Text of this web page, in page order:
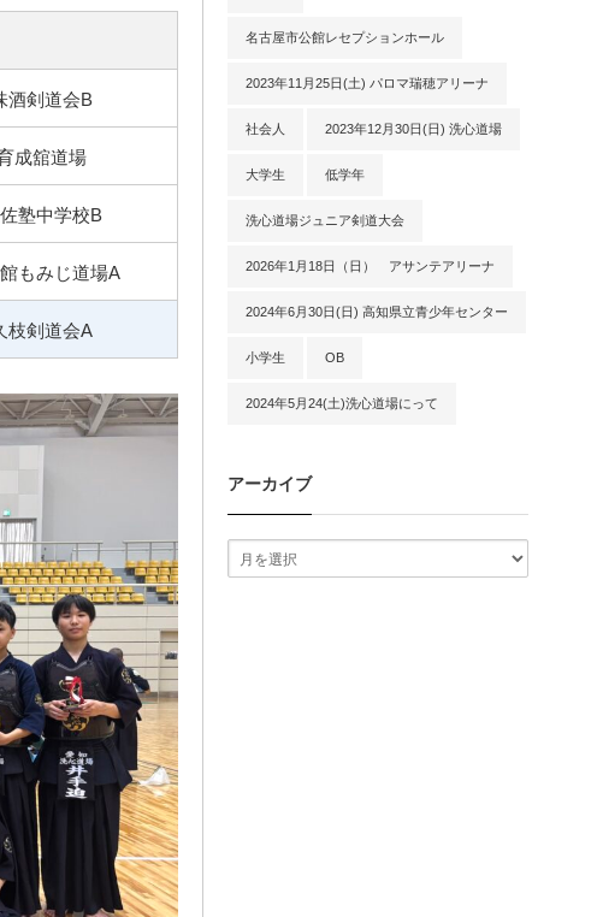
酒剣道会B
成舘道場
塾中学校B
もみじ道場A
枝剣道会A
名古屋市公館レセプションホール
2023年11月25日(土) パロマ瑞穂アリーナ
社会人 2023年12月30日(日) 洗心道場
大学生 低学年
洗心道場ジュニア剣道大会
2026年1月18日（日） アサンテアリーナ
2024年6月30日(日) 高知県立青少年センター
小学生 OB
2024年5月24(土)洗心道場にって
アーカイブ